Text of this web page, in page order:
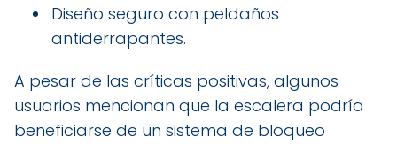
Diseño seguro con peldaños
antiderrapantes.
A pesar de las críticas positivas, algunos
usuarios mencionan que la escalera podría
beneficiarse de un sistema de bloqueo